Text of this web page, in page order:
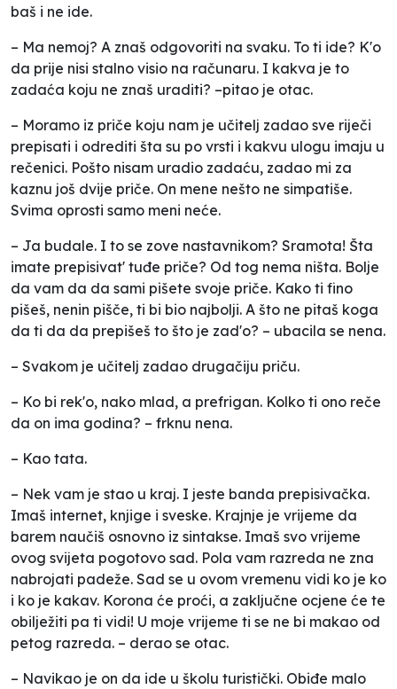
baš i ne ide.
– Ma nemoj? A znaš odgovoriti na svaku. To ti ide? K'o
da prije nisi stalno visio na računaru. I kakva je to
zadaća koju ne znaš uraditi? –pitao je otac.
– Moramo iz priče koju nam je učitelj zadao sve riječi
prepisati i odrediti šta su po vrsti i kakvu ulogu imaju u
rečenici. Pošto nisam uradio zadaću, zadao mi za
kaznu još dvije priče. On mene nešto ne simpatiše.
Svima oprosti samo meni neće.
– Ja budale. I to se zove nastavnikom? Sramota! Šta
imate prepisivat' tuđe priče? Od tog nema ništa. Bolje
da vam da da sami pišete svoje priče. Kako ti fino
pišeš, nenin pišče, ti bi bio najbolji. A što ne pitaš koga
da ti da da prepišeš to što je zad'o? – ubacila se nena.
– Svakom je učitelj zadao drugačiju priču.
– Ko bi rek'o, nako mlad, a prefrigan. Kolko ti ono reče
da on ima godina? – frknu nena.
– Kao tata.
– Nek vam je stao u kraj. I jeste banda prepisivačka.
Imaš internet, knjige i sveske. Krajnje je vrijeme da
barem naučiš osnovno iz sintakse. Imaš svo vrijeme
ovog svijeta pogotovo sad. Pola vam razreda ne zna
nabrojati padeže. Sad se u ovom vremenu vidi ko je ko
i ko je kakav. Korona će proći, a zaključne ocjene će te
obilježiti pa ti vidi! U moje vrijeme ti se ne bi makao od
petog razreda. – derao se otac.
– Navikao je on da ide u školu turistički. Obiđe malo